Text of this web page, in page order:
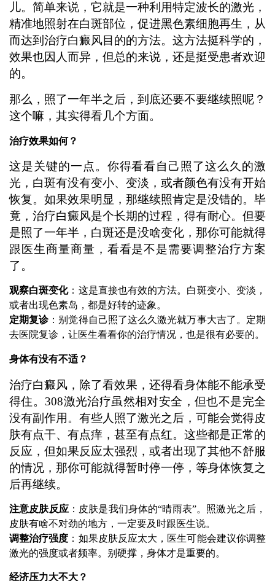
儿。简单来说，它就是一种利用特定波长的激光，
精准地照射在白斑部位，促进黑色素细胞再生，从
而达到治疗白癜风目的的方法。这方法挺科学的，
效果也因人而异，但总的来说，还是挺受患者欢迎
的。
那么，照了一年半之后，到底还要不要继续照呢？
这个嘛，其实得看几个方面。
治疗效果如何？
这是关键的一点。你得看看自己照了这么久的激
光，白斑有没有变小、变淡，或者颜色有没有开始
恢复。如果效果明显，那继续照肯定是没错的。毕
竟，治疗白癜风是个长期的过程，得有耐心。但要
是照了一年半，白斑还是没啥变化，那你可能就得
跟医生商量商量，看看是不是需要调整治疗方案
了。
观察白斑变化：这是直接也有效的方法。白斑变小、变淡，
或者出现色素岛，都是好转的迹象。
定期复诊：别觉得自己照了这么久激光就万事大吉了。定期
去医院复诊，让医生看看你的治疗情况，也是很有必要的。
身体有没有不适？
治疗白癜风，除了看效果，还得看身体能不能承受
得住。308激光治疗虽然相对安全，但也不是完全
没有副作用。有些人照了激光之后，可能会觉得皮
肤有点干、有点痒，甚至有点红。这些都是正常的
反应，但如果反应太强烈，或者出现了其他不舒服
的情况，那你可能就得暂时停一停，等身体恢复之
后再继续。
注意皮肤反应：皮肤是我们身体的“晴雨表”。照激光之后，
皮肤有啥不对劲的地方，一定要及时跟医生说。
调整治疗强度 ：如果皮肤反应太大，医生可能会建议你调整
激光的强度或者频率。别硬撑，身体才是重要的。
经济压力大不大？